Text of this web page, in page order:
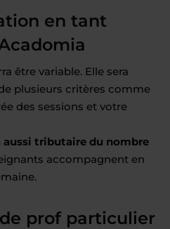
en tant
être variable. Elle sera
plusieurs critères comme
des sessions et votre
aussi tributaire du nombre
accompagnent en
prof particulier